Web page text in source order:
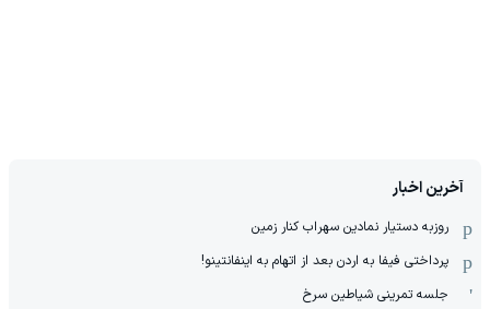
آخرین اخبار
روزبه دستیار نمادین سهراب کنار زمین
پرداختی فیفا به اردن بعد از اتهام به اینفانتینو!
جلسه تمرینی شیاطین سرخ